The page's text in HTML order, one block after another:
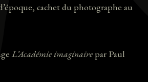
cachet du photographe au
L’Académie imaginaire par Paul